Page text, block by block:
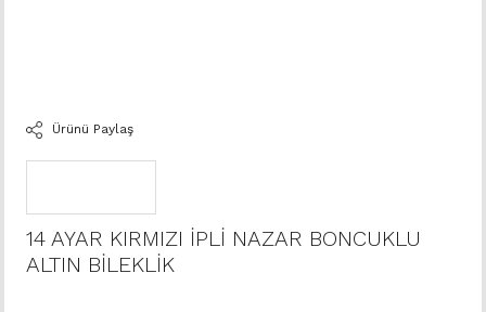
Ürünü Paylaş
14 AYAR KIRMIZI İPLİ NAZAR BONCUKLU
ALTIN BİLEKLİK